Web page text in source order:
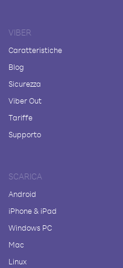
VIBER
Caratteristiche
Blog
Sicurezza
Viber Out
Tariffe
Supporto
SCARICA
Android
iPhone & iPad
Windows PC
Mac
Linux